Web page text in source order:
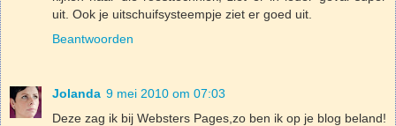
uit. Ook je uitschuifsysteempje ziet er goed uit.
Beantwoorden
Jolanda 9 mei 2010 om 07:03
Deze zag ik bij Websters Pages,zo ben ik op je blog beland!